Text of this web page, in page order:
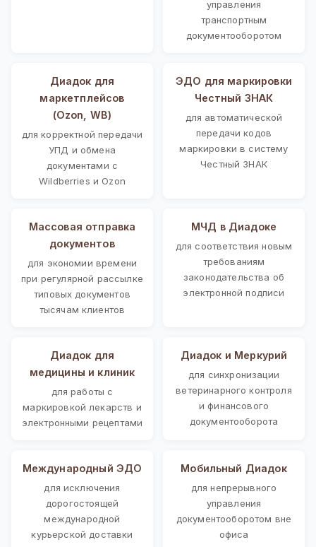
управления
транспортным
документооборотом
Диадок для
маркетплейсов
(Ozon, WB)
для корректной передачи
УПД и обмена
документами с
Wildberries и Ozon
ЭДО для маркировки
Честный ЗНАК
для автоматической
передачи кодов
маркировки в систему
Честный ЗНАК
Массовая отправка
документов
для экономии времени
при регулярной рассылке
типовых документов
тысячам клиентов
МЧД в Диадоке
для соответствия новым
требованиям
законодательства об
электронной подписи
Диадок для
медицины и клиник
для работы с
маркировкой лекарств и
электронными рецептами
Диадок и Меркурий
для синхронизации
ветеринарного контроля
и финансового
документооборота
Международный ЭДО
для исключения
дорогостоящей
международной
курьерской доставки
Мобильный Диадок
для непрерывного
управления
документооборотом вне
офиса